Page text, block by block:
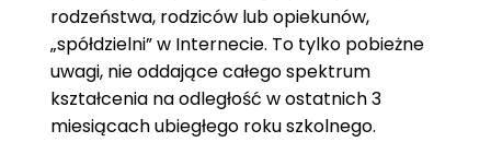
rodzeństwa, rodziców lub opiekunów,
„spółdzielni” w Internecie. To tylko pobieżne
uwagi, nie oddające całego spektrum
kształcenia na odległość w ostatnich 3
miesiącach ubiegłego roku szkolnego.